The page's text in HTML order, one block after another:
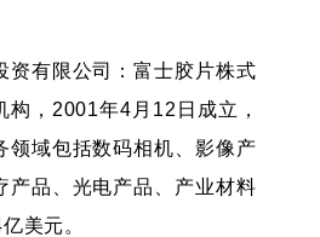
资有限公司：富士胶片株式
构，2001年4月12日成立，
领域包括数码相机、影像产
产品、光电产品、产业材料
美元。